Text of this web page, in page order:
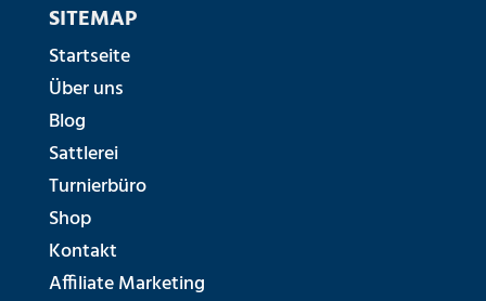
SITEMAP
Startseite
Über uns
Blog
Sattlerei
Turnierbüro
Shop
Kontakt
Affiliate Marketing